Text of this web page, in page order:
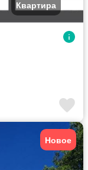
Квартира
Новое